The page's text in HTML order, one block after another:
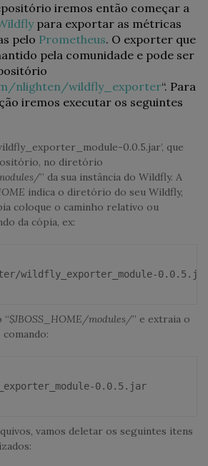
iremos então começar a
para exportar as métricas
pelo Prometheus. O exporter que
pela comunidade e pode ser
nlighten/wildfly_exporter“. Para
iremos executar os seguintes
0.0.5.jar’, que
no diretório
” da sua instância do Wildfly. A
indica o diretório do seu Wildfly,
coloque o caminho relativo ou
da cópia, ex:
wildfly_exporter_module-
“$JBOSS_HOME/modules/” e extraia o
0.0.5.jar
vamos deletar os seguintes itens